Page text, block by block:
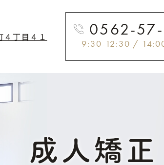
丁目４１ 0562-57-
9:30-12:30 /
成人矯正